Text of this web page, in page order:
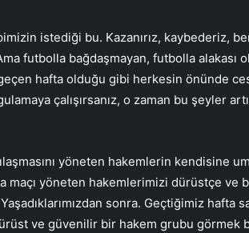
istediği bu. Kazanırız, kaybederiz,
futbolla bağdaşmayan, futbolla alakası
hafta olduğu gibi herkesin önünde
çalışırsanız, o zaman bu şeyler
yöneten hakemlerin kendisine
maçı yöneten hakemlerimizi dürüstçe ve
sonra. Geçtiğimiz hafta
ve güvenilir bir hakem grubu görmek